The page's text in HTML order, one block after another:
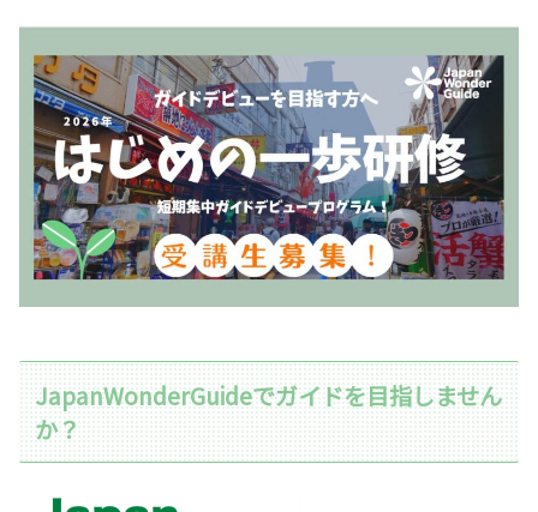
JapanWonderGuideでガイドを目指しません
か？